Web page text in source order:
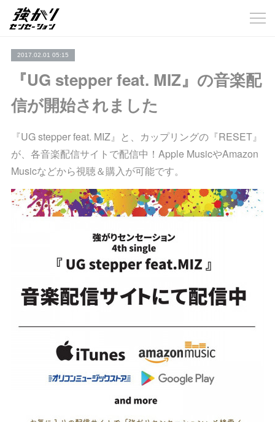
2017.02.01 05:15
『UG stepper feat. MIZ』の音楽配
信が開始されました
『UG stepper feat. MIZ』と、カップリングの『RESET』
が、各音楽配信サイトで配信中！Apple MusicやAmazon
Musicなどから視聴＆購入が可能です。